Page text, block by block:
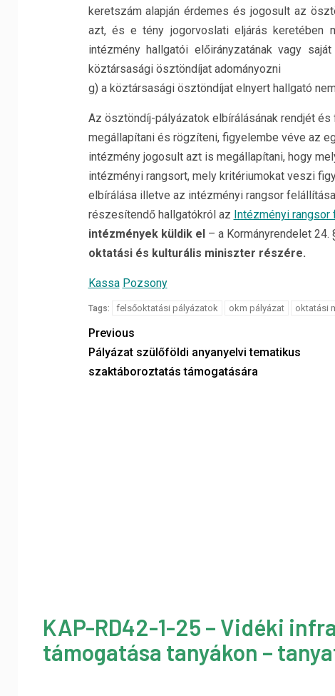
keretszám alapján érdemes és jogosult az
azt, és e tény jogorvoslati eljárás keretében
intézmény hallgatói előirányzatának vagy
köztársasági ösztöndíjat adományozni
g) a köztársasági ösztöndíjat elnyert hallgató
Az ösztöndíj-pályázatok elbírálásának rendjét
megállapítani és rögzíteni, figyelembe véve az
intézmény jogosult azt is megállapítani, hogy
intézményi rangsort, mely kritériumokat veszi
elbírálása illetve az intézményi rangsor
részesítendő hallgatókról az Intézményi
intézmények küldik el – a Kormányrendelet
oktatási és kulturális miniszter részére.
Kassa Pozsony
Tags: felsőoktatási pályázatok okm pályázat oktatási
Previous
Pályázat szülőföldi anyanyelvi tematikus
szaktáboroztatás támogatására
KAP-RD42-1-25 – Vidéki
támogatása tanyákon –